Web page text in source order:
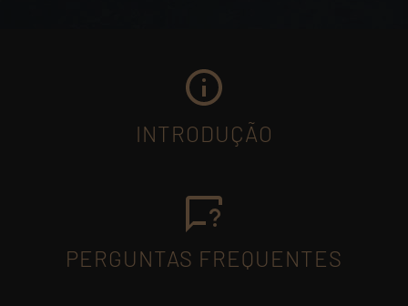
INTRODUÇÃO
PERGUNTAS FREQUENTES